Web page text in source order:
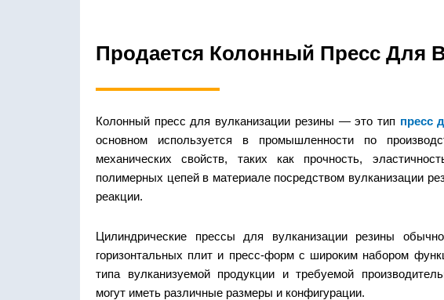
Продается Колонный Пресс Для
Колонный пресс для вулканизации резины — это тип пресс
основном используется в промышленности по
механических свойств, таких как прочность,
полимерных цепей в материале посредством вулканизации
реакции.
Цилиндрические прессы для вулканизации резины
горизонтальных плит и пресс-форм с широким набором
типа вулканизуемой продукции и требуемой
могут иметь различные размеры и конфигурации.